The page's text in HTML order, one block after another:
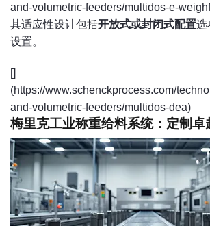
and-volumetric-feeders/multidos-e-
其适应性设计包括开放式或封闭式配置选
设置。
[]
(https://www.schenckprocess.com/
and-volumetric-feeders/multidos-dea)
梅里克工业称重给料系统：定制卓